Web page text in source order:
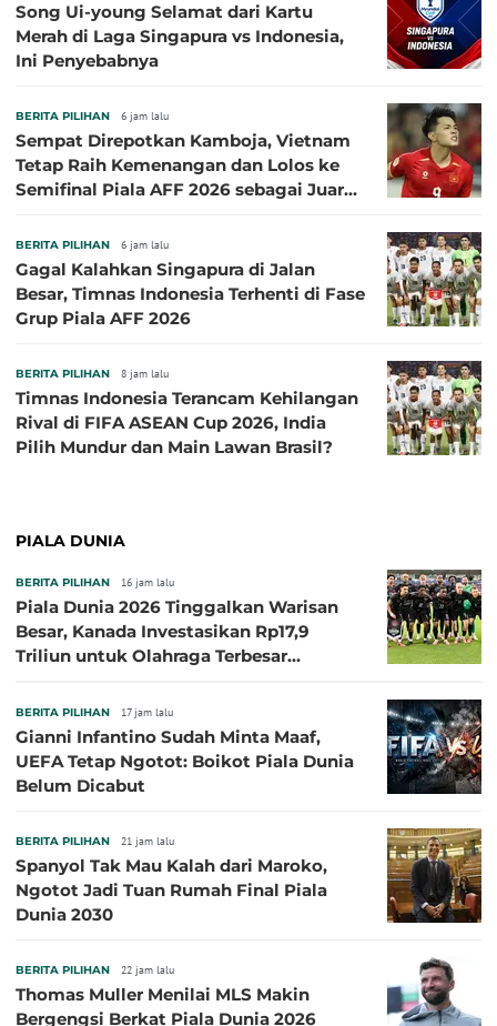
Song Ui-young Selamat dari Kartu
Merah di Laga Singapura vs Indonesia,
Ini Penyebabnya
BERITA PILIHAN 6 jam lalu
Sempat Direpotkan Kamboja, Vietnam
Tetap Raih Kemenangan dan Lolos ke
Semifinal Piala AFF 2026 sebagai Juara
BERITA PILIHAN 6 jam lalu
Gagal Kalahkan Singapura di Jalan
Besar, Timnas Indonesia Terhenti di Fase
Grup Piala AFF 2026
BERITA PILIHAN 8 jam lalu
Timnas Indonesia Terancam Kehilangan
Rival di FIFA ASEAN Cup 2026, India
Pilih Mundur dan Main Lawan Brasil?
PIALA DUNIA
BERITA PILIHAN 16 jam lalu
Piala Dunia 2026 Tinggalkan Warisan
Besar, Kanada Investasikan Rp17,9
Triliun untuk Olahraga Terbesar
BERITA PILIHAN 17 jam lalu
Gianni Infantino Sudah Minta Maaf,
UEFA Tetap Ngotot: Boikot Piala Dunia
Belum Dicabut
BERITA PILIHAN 21 jam lalu
Spanyol Tak Mau Kalah dari Maroko,
Ngotot Jadi Tuan Rumah Final Piala
Dunia 2030
BERITA PILIHAN 22 jam lalu
Thomas Muller Menilai MLS Makin
Bergengsi Berkat Piala Dunia 2026